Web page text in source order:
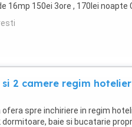
16mp 150ei 3ore , 170lei noapte
...
2 camere regim
ofera spre inchiriere in regim
baie si bucatarie